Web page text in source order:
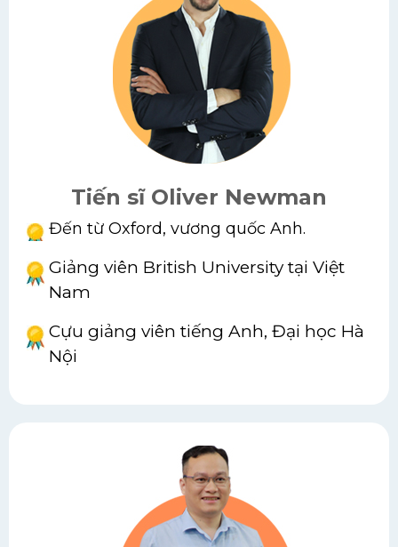
Tiến sĩ Oliver Newman
Đến từ Oxford, vương quốc Anh.
Giảng viên British University tại Việt
Nam
Cựu giảng viên tiếng Anh, Đại học Hà
Nội